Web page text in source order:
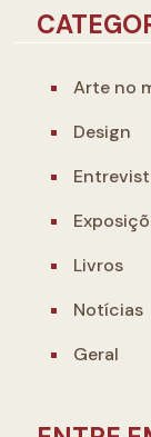
Arte no
Design
Livros
Notícias
Geral